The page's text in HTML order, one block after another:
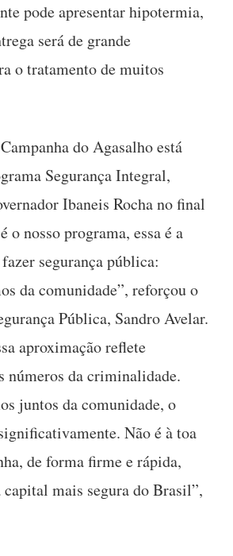
pode apresentar hipotermia,
será de grande
o tratamento de muitos
do Agasalho está
Segurança Integral,
Ibaneis Rocha no final
o nosso programa, essa é a
segurança pública:
da comunidade”, reforçou o
Pública, Sandro Avelar.
aproximação reflete
números da criminalidade.
juntos da comunidade, o
Não é à toa
de forma firme e rápida,
capital mais segura do Brasil”,